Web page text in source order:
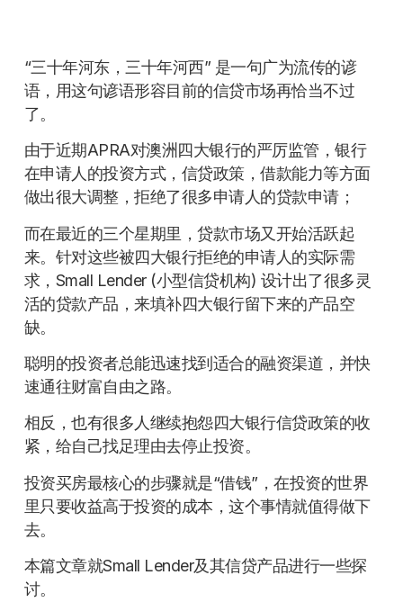
“三十年河东，三十年河西” 是一句广为流传的谚
语，用这句谚语形容目前的信贷市场再恰当不过
了。
由于近期APRA对澳洲四大银行的严厉监管，银行
在申请人的投资方式，信贷政策，借款能力等方面
做出很大调整，拒绝了很多申请人的贷款申请；
而在最近的三个星期里，贷款市场又开始活跃起
来。针对这些被四大银行拒绝的申请人的实际需
求，Small Lender (小型信贷机构) 设计出了很多灵
活的贷款产品，来填补四大银行留下来的产品空
缺。
聪明的投资者总能迅速找到适合的融资渠道，并快
速通往财富自由之路。
相反，也有很多人继续抱怨四大银行信贷政策的收
紧，给自己找足理由去停止投资。
投资买房最核心的步骤就是“借钱”，在投资的世界
里只要收益高于投资的成本，这个事情就值得做下
去。
本篇文章就Small Lender及其信贷产品进行一些探
讨。